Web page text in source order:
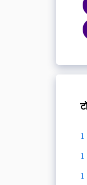
1
1
1